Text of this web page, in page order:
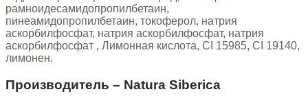
рамноидесамидопропилбетаин,
пинеамидопропилбетаин, токоферол, натрия
аскорбилфосфат, натрия аскорбилфосфат, натрия
аскорбилфосфат , Лимонная кислота, CI 15985, CI 19140,
лимонен.
Производитель – Natura Siberica